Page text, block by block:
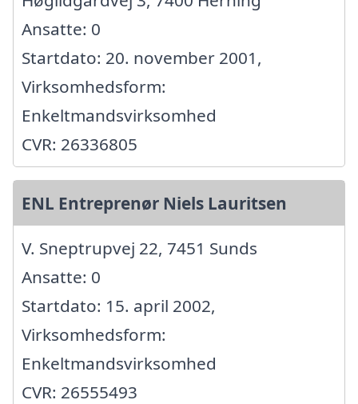
Ansatte: 0
Startdato: 20. november 2001,
Virksomhedsform:
Enkeltmandsvirksomhed
CVR: 26336805
ENL Entreprenør Niels Lauritsen
V. Sneptrupvej 22, 7451 Sunds
Ansatte: 0
Startdato: 15. april 2002,
Virksomhedsform:
Enkeltmandsvirksomhed
CVR: 26555493